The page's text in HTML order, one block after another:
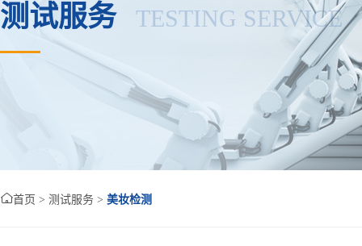
测试服务 TESTING SERVICE
首页 > 测试服务 > 美妆检测